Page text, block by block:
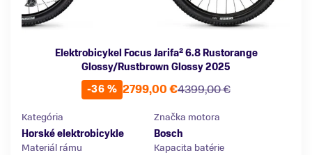
Elektrobicykel Focus Jarifa² 6.8 Rustorange
Glossy/Rustbrown Glossy 2025
-36 %
4399,00 €
2799,00 €
Kategória
Horské elektrobicykle
Značka motora
Bosch
Materiál rámu
Kapacita batérie